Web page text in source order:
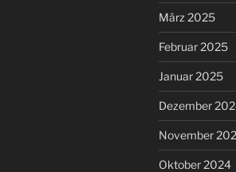
März 2025
Februar 2025
Januar 2025
Dezember
November
Oktober 2024